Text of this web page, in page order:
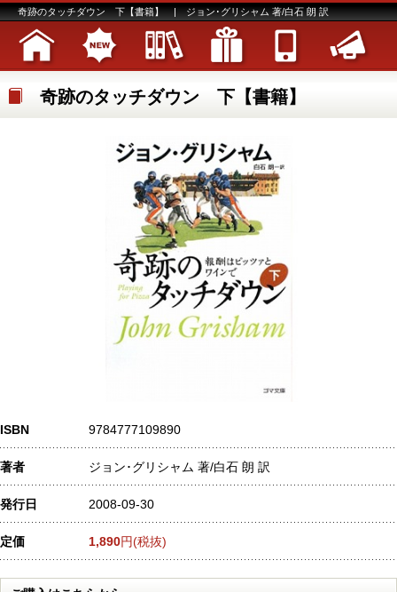
奇跡のタッチダウン 下【書籍】 | ジョン･グリシャム 著/白石 朗 訳
奇跡のタッチダウン 下【書籍】
ISBN 9784777109890
著者 ジョン･グリシャム 著/白石 朗 訳
発行日 2008-09-30
定価 1,890円(税抜)